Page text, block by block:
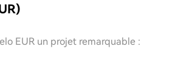
EUR un projet remarquable :